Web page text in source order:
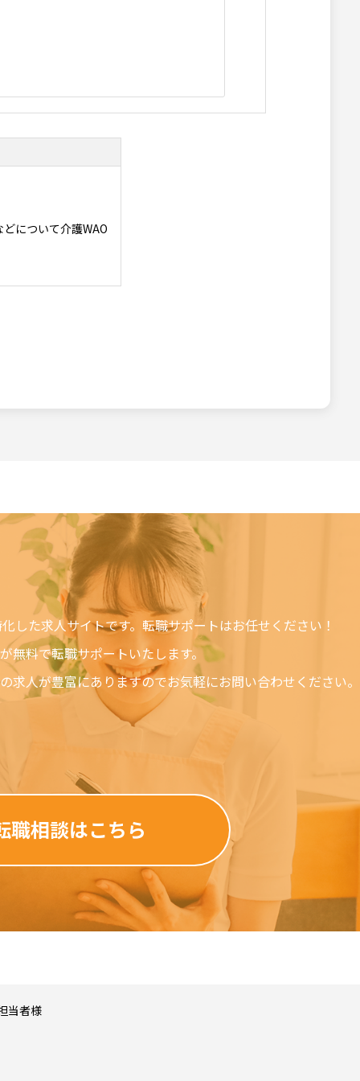
について介護WAO
利用者による使用
性について通告さ
いているかどうか
用されます。この
は誤用および依存
サービスの中断、
の防止方法による
す。介護WAOは、
せん。 検索結果と
WAOのホームペー
した求人サイトです。転職サポートはお任せください！
無料で転職サポートいたします。
求人が豊富にありますのでお気軽にお問い合わせください。
職相談はこちら
当者様